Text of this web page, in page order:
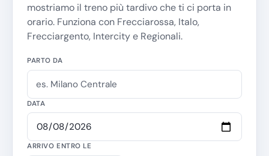
mostriamo il treno più tardivo che ti ci porta in
orario. Funziona con Frecciarossa, Italo,
Frecciargento, Intercity e Regionali.
PARTO DA
DATA
ARRIVO ENTRO LE